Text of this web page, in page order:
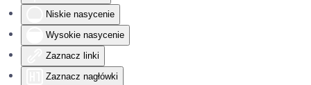
Niskie nasycenie
Wysokie nasycenie
Zaznacz linki
Zaznacz nagłówki